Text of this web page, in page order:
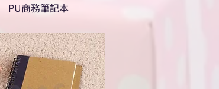
PU商務筆記本